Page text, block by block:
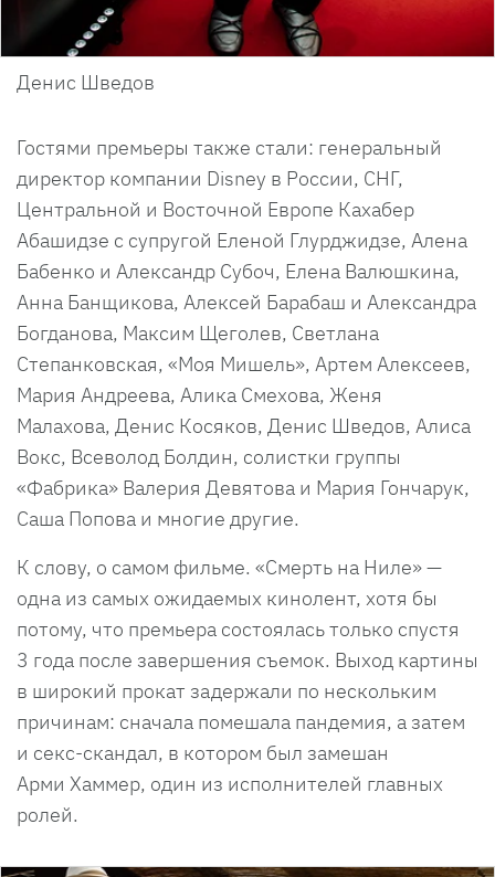
Денис Шведов
Гостями премьеры также стали: генеральный
директор компании Disney в России, СНГ,
Центральной и Восточной Европе Кахабер
Абашидзе с супругой Еленой Глурджидзе, Алена
Бабенко и Александр Субоч, Елена Валюшкина,
Анна Банщикова, Алексей Барабаш и Александра
Богданова, Максим Щеголев, Светлана
Степанковская, «Моя Мишель», Артем Алексеев,
Мария Андреева, Алика Смехова, Женя
Малахова, Денис Косяков, Денис Шведов, Алиса
Вокс, Всеволод Болдин, солистки группы
«Фабрика» Валерия Девятова и Мария Гончарук,
Саша Попова и многие другие.
К слову, о самом фильме. «Смерть на Ниле» —
одна из самых ожидаемых кинолент, хотя бы
потому, что премьера состоялась только спустя
3 года после завершения съемок. Выход картины
в широкий прокат задержали по нескольким
причинам: сначала помешала пандемия, а затем
и секс-скандал, в котором был замешан
Арми Хаммер, один из исполнителей главных
ролей.